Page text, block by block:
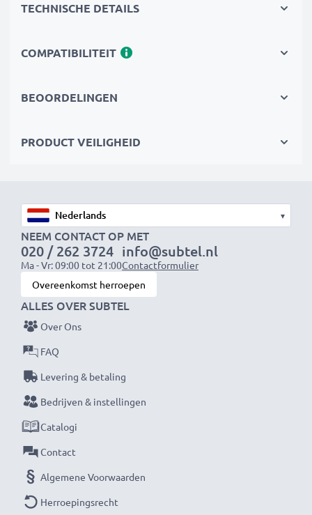
oververhitting en kortsluiting
Compact & reisklaar
cameratas
1x 2000mAh accu:
1x 3000mAh accu:ca. 6 uur
OPMERKING:Laad je batterijen vóór het eerste
gebruik volledig op voor optimale prestaties en
levensduur.
Mis nooit meer een moment met deze slimme,
compacte LCD-batterijlader van CELLONIC. Bestel
nu met snelle levering en 3 jaar garantie!
TECHNISCHE DETAILS
COMPATIBILITEIT
BEOORDELINGEN
PRODUCT VEILIGHEID
▾
NEEM CONTACT OP MET
020 / 262 3724
Ma - Vr: 09:00 tot 21:00
info@subtel.nl
Contactformulier
Overeenkomst herroepen
ALLES OVER SUBTEL
Over Ons
FAQ
Levering & betaling
Bedrijven & instellingen
Catalogi
Contact
Algemene Voorwaarden
Herroepingsrecht